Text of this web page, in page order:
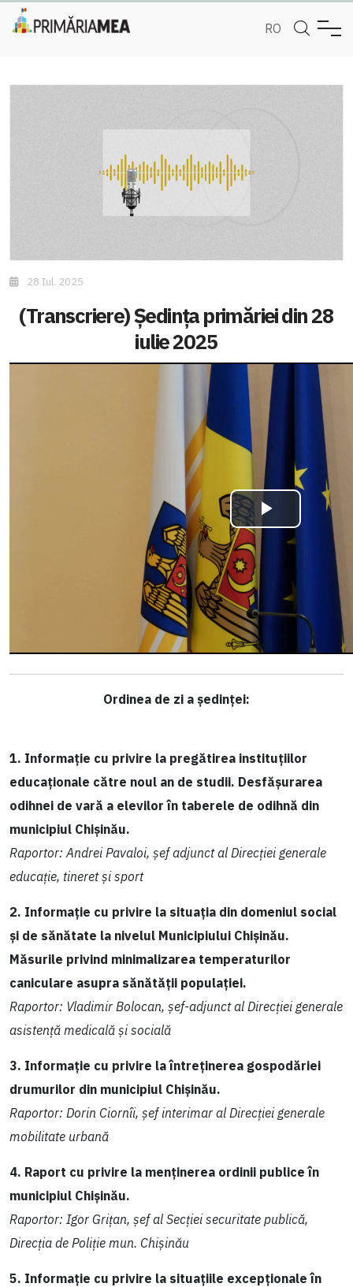
RO
28 Iul. 2025
(Transcriere) Ședința primăriei din 28
iulie 2025
Ordinea de zi a ședinței:
1. Informație cu privire la pregătirea instituțiilor
educaționale către noul an de studii. Desfășurarea
odihnei de vară a elevilor în taberele de odihnă din
municipiul Chișinău.
Raportor: Andrei Pavaloi, șef adjunct al Direcției generale
educație, tineret și sport
2. Informație cu privire la situația din domeniul social
și de sănătate la nivelul Municipiului Chișinău.
Măsurile privind minimalizarea temperaturilor
caniculare asupra sănătății populației.
Raportor: Vladimir Bolocan, șef-adjunct al Direcției generale
asistență medicală și socială
3. Informație cu privire la întreținerea gospodăriei
drumurilor din municipiul Chișinău.
Raportor: Dorin Ciornîi, șef interimar al Direcției generale
mobilitate urbană
4. Raport cu privire la menținerea ordinii publice în
municipiul Chișinău.
Raportor: Igor Grițan, șef al Secției securitate publică,
Direcția de Poliție mun. Chișinău
5. Informație cu privire la situațiile excepționale în